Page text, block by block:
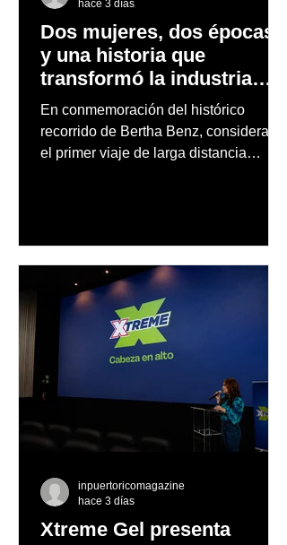
Dos mujeres, dos épocas
y una historia que
transformó la industria
automotriz
En conmemoración del histórico
recorrido de Bertha Benz, considerado
el primer viaje de larga distancia
hace 3 días
Xtreme Gel presenta
inpuertoricomagazine
hace 3 días